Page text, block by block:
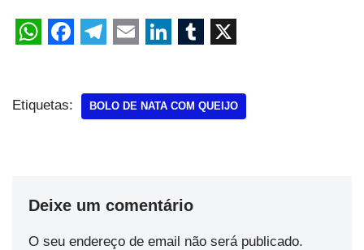
Etiquetas: BOLO DE NATA COM QUEIJO
Deixe um comentário
O seu endereço de email não será publicado.